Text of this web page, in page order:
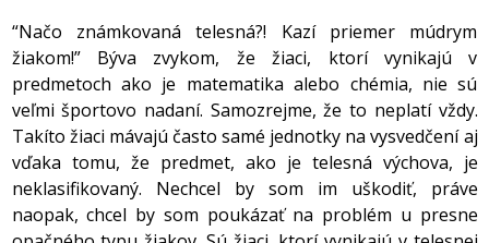
“Načo známkovaná telesná?! Kazí priemer múdrym
žiakom!” Býva zvykom, že žiaci, ktorí vynikajú v
predmetoch ako je matematika alebo chémia, nie sú
veľmi športovo nadaní. Samozrejme, že to neplatí vždy.
Takíto žiaci mávajú často samé jednotky na vysvedčení aj
vďaka tomu, že predmet, ako je telesná výchova, je
neklasifikovaný. Nechcel by som im uškodiť, práve
naopak, chcel by som poukázať na problém u presne